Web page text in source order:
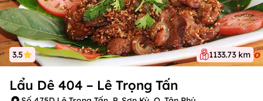
3.5 1133.73 km
Lẩu Dê 404 – Lê Trọng Tấn